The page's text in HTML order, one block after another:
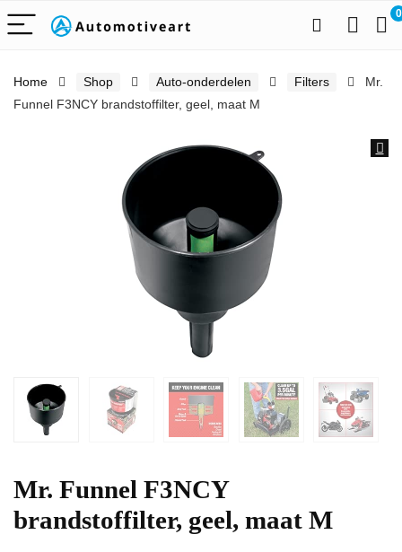
0
Home Shop Auto-onderdelen Filters
Mr.
Funnel F3NCY brandstoffilter, geel, maat M
Mr. Funnel F3NCY
brandstoffilter, geel, maat M